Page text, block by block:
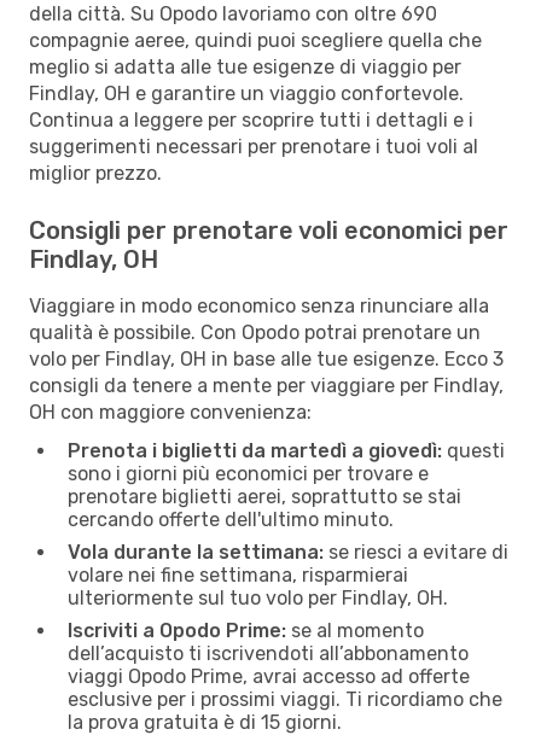
della città. Su Opodo lavoriamo con oltre 690
compagnie aeree, quindi puoi scegliere quella che
meglio si adatta alle tue esigenze di viaggio per
Findlay, OH e garantire un viaggio confortevole.
Continua a leggere per scoprire tutti i dettagli e i
suggerimenti necessari per prenotare i tuoi voli al
miglior prezzo.
Consigli per prenotare voli economici per
Findlay, OH
Viaggiare in modo economico senza rinunciare alla
qualità è possibile. Con Opodo potrai prenotare un
volo per Findlay, OH in base alle tue esigenze. Ecco 3
consigli da tenere a mente per viaggiare per Findlay,
OH con maggiore convenienza:
Prenota i biglietti da martedì a giovedì: questi
sono i giorni più economici per trovare e
prenotare biglietti aerei, soprattutto se stai
cercando offerte dell'ultimo minuto.
Vola durante la settimana: se riesci a evitare di
volare nei fine settimana, risparmierai
ulteriormente sul tuo volo per Findlay, OH.
Iscriviti a Opodo Prime: se al momento
dell’acquisto ti iscrivendoti all’abbonamento
viaggi Opodo Prime, avrai accesso ad offerte
esclusive per i prossimi viaggi. Ti ricordiamo che
la prova gratuita è di 15 giorni.